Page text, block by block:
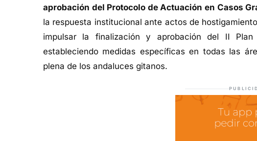
aprobación del Protocolo de Actuación en Casos
la respuesta institucional ante actos de
impulsar la finalización y aprobación del II
estableciendo medidas específicas en todas las
plena de los andaluces gitanos.